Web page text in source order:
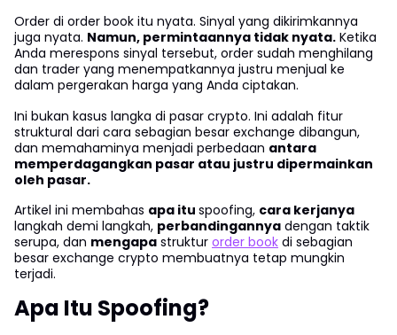
Order di order book itu nyata. Sinyal yang dikirimkannya
juga nyata. Namun, permintaannya tidak nyata. Ketika
Anda merespons sinyal tersebut, order sudah menghilang
dan trader yang menempatkannya justru menjual ke
dalam pergerakan harga yang Anda ciptakan.
Ini bukan kasus langka di pasar crypto. Ini adalah fitur
struktural dari cara sebagian besar exchange dibangun,
dan memahaminya menjadi perbedaan antara
memperdagangkan pasar atau justru dipermainkan
oleh pasar.
Artikel ini membahas apa itu spoofing, cara kerjanya
langkah demi langkah, perbandingannya dengan taktik
serupa, dan mengapa struktur order book di sebagian
besar exchange crypto membuatnya tetap mungkin
terjadi.
Apa Itu Spoofing?